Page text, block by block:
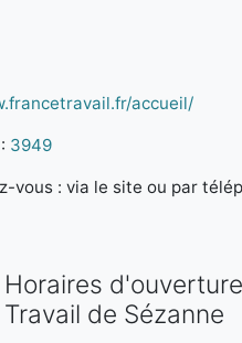
accueil/
3949
vous : via le site ou par
Horaires
Travail de Sézanne